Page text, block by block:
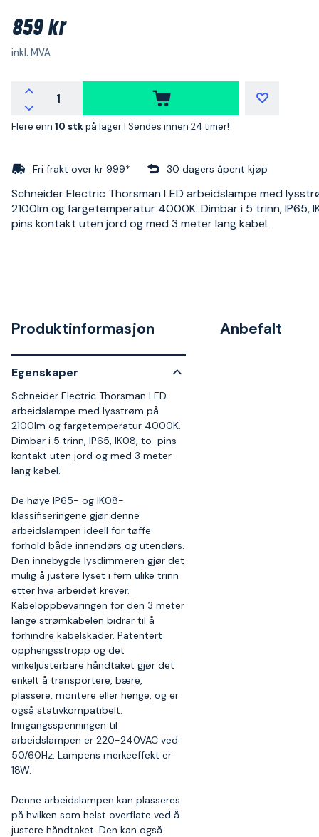
859 kr
inkl. MVA
Flere enn 10 stkpå lager | Sendes innen 24 timer!
Fri frakt over kr 999* 30 dagers åpent kjøp
Schneider Electric Thorsman LED arbeidslampe med
2100lm og fargetemperatur 4000K. Dimbar i 5 trinn, IP65,
pins kontakt uten jord og med 3 meter lang kabel.
Produktinformasjon
Egenskaper
Schneider Electric Thorsman LED
arbeidslampe med lysstrøm på
2100lm og fargetemperatur 4000K.
Dimbar i 5 trinn, IP65, IK08, to-pins
kontakt uten jord og med 3 meter
lang kabel.
De høye IP65- og IK08-
klassifiseringene gjør denne
arbeidslampen ideell for tøffe
forhold både innendørs og utendørs.
Den innebygde lysdimmeren gjør det
mulig å justere lyset i fem ulike trinn
etter hva arbeidet krever.
Kabeloppbevaringen for den 3 meter
lange strømkabelen bidrar til å
forhindre kabelskader. Patentert
opphengsstropp og det
vinkeljusterbare håndtaket gjør det
enkelt å transportere, bære,
plassere, montere eller henge, og er
også stativkompatibelt.
Inngangsspenningen til
arbeidslampen er 220-240VAC ved
50/60Hz. Lampens merkeeffekt er
18W.
Denne arbeidslampen kan plasseres
på hvilken som helst overflate ved å
justere håndtaket. Den kan også
Anbefalt